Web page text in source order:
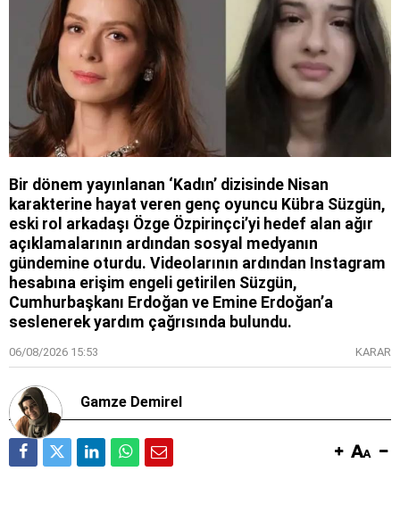
Bir dönem yayınlanan ‘Kadın’ dizisinde Nisan
karakterine hayat veren genç oyuncu Kübra Süzgün,
eski rol arkadaşı Özge Özpirinçci’yi hedef alan ağır
açıklamalarının ardından sosyal medyanın
gündemine oturdu. Videolarının ardından Instagram
hesabına erişim engeli getirilen Süzgün,
Cumhurbaşkanı Erdoğan ve Emine Erdoğan’a
seslenerek yardım çağrısında bulundu.
06/08/2026 15:53 KARAR
Gamze Demirel